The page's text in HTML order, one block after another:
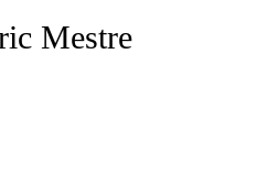
Mestre